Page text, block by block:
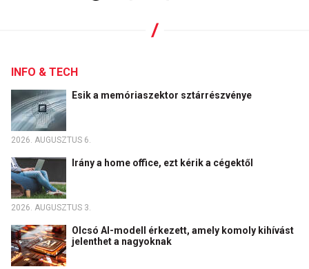
INFO & TECH
Esik a memóriaszektor sztárrészvénye
2026. AUGUSZTUS 6.
Irány a home office, ezt kérik a cégektől
2026. AUGUSZTUS 3.
Olcsó AI-modell érkezett, amely komoly kihívást
jelenthet a nagyoknak